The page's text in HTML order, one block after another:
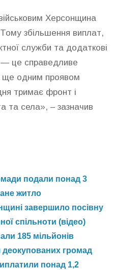
Херсонщина
збільшення виплат,
служби та додаткові
— це справедливе
ще одним проявом
тримає фронт і
та села», – зазначив
подали понад 3
житло
завершило посівну
спільноти (відео)
185 мільйонів
деокупованих громад
понад 1,2